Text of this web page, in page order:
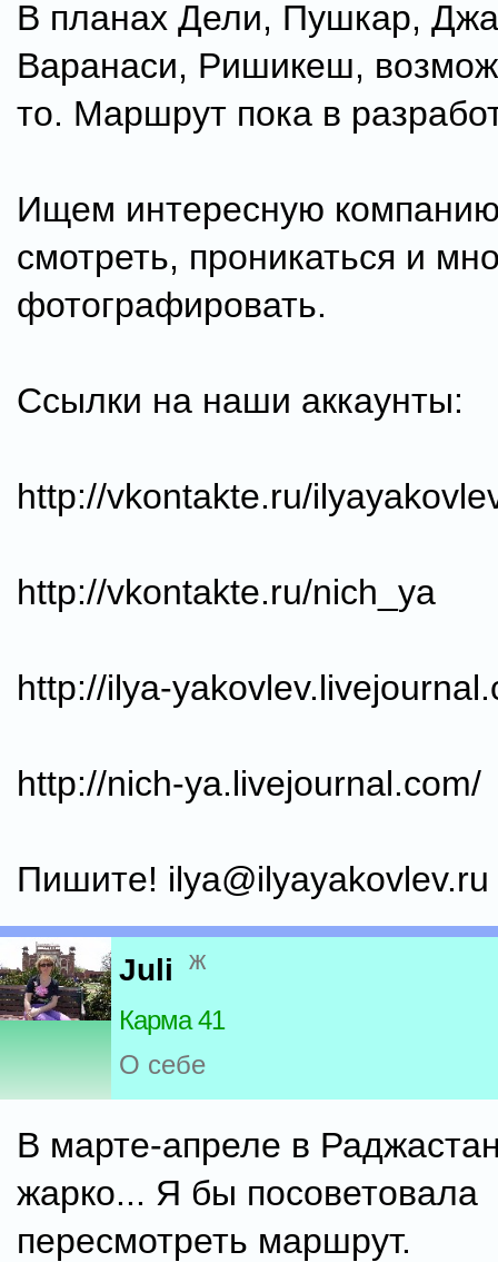
В планах Дели, Пушкар,
Варанаси, Ришикеш,
то. Маршрут пока в
Ищем интересную
смотреть, проникаться и
фотографировать.
Ссылки на наши аккаунты:
http://vkontakte.ru/
http://vkontakte.ru/nich_ya
http://ilya-
http://nich-ya.livejournal.com/
Пишите! ilya@ilyayakovlev.ru
Juli ж
Карма 41
О себе
В марте-апреле в
жарко... Я бы посоветовала
пересмотреть маршрут.